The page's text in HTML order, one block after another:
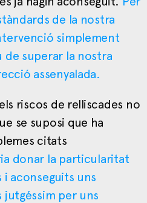
de la nostra
simplement
de superar la nostra
assenyalada.
riscos de relliscades no
se suposi que ha
citats
donar la particularitat
aconseguits uns
per uns